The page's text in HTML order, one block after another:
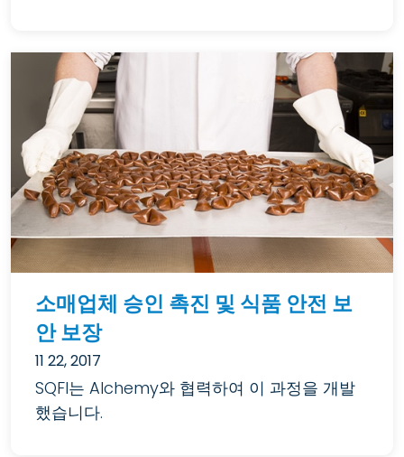
소매업체 승인 촉진 및 식품 안전 보
안 보장
11 22, 2017
SQFI는 Alchemy와 협력하여 이 과정을 개발
했습니다.